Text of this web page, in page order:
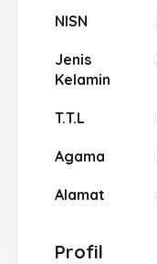
NISN
Jenis
Kelamin
T.T.L
Agama
Alamat
Profil